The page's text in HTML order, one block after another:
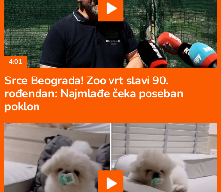
4:01
Srce Beograda! Zoo vrt slavi 90.
rođendan: Najmlađe čeka poseban
poklon